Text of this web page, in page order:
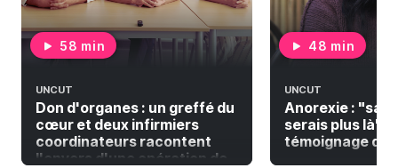
58 min
UNCUT
Don d'organes : un greffé du
cœur et deux infirmiers
coordinateurs racontent
l'envers d'une opération de
48 min
UNCUT
Anorexie :
serais plus là" |
témoignage de